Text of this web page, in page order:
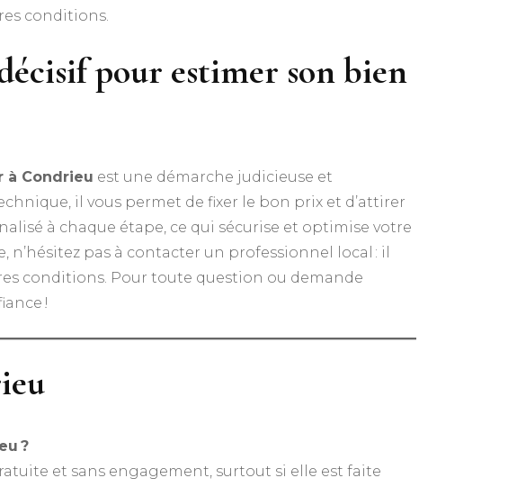
conditions.
pour estimer son bien
à Condrieu est une démarche judicieuse et
il vous permet de fixer le bon prix et d’attirer
à chaque étape, ce qui sécurise et optimise votre
pas à contacter un professionnel local : il
conditions. Pour toute question ou demande
!
?
et sans engagement, surtout si elle est faite